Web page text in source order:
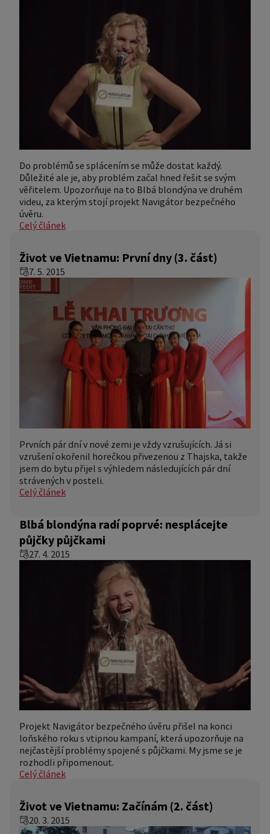
Do problémů se splácením se může dostat každý.
Důležité ale je, aby problém začal hned řešit se svým
věřitelem. Upozorňuje na to Blbá blondýna ve druhém
videu, za kterým stojí projekt Navigátor bezpečného
úvěru.
Celý článek
Život ve Vietnamu: První dny (3. část)
7. 5. 2015
Prvních pár dní v nové zemi je vždy vzrušujících. Já si
vzrušení okořenil horečkou přivezenou z Thajska, takže
jsem do bytu přijel s výhledem následujících pár dní
strávených v posteli.
Celý článek
Blbá blondýna radí poprvé: nesplácejte
půjčky půjčkami
27. 4. 2015
Projekt Navigátor bezpečného úvěru přišel na konci
loňského roku s vtipnou kampaní, která upozorňuje na
nejčastější problémy spojené s půjčkami. My jsme se je
rozhodli připomenout.
Celý článek
Život ve Vietnamu: Začínám (2. část)
20. 3. 2015